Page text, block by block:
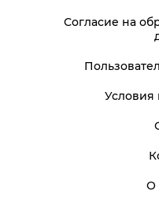
Согласие на
Условия
О